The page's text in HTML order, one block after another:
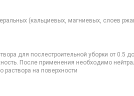
(кальциевых, магниевых, слоев
для послестроительной уборки от
После применения необходимо
раствора на поверхности